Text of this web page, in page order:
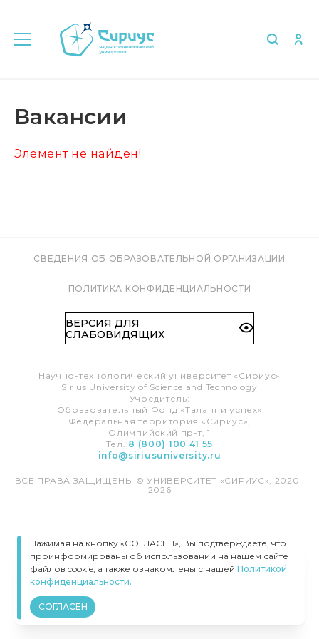
Вакансии
Элемент не найден!
СВЕДЕНИЯ ОБ ОБРАЗОВАТЕЛЬНОЙ ОРГАНИЗАЦИИ
ПОЛИТИКА КОНФИДЕНЦИАЛЬНОСТИ
ВЕРСИЯ ДЛЯ
СЛАБОВИДЯЩИХ
Научно-технологический университет «Сириус»
Sirius University of Science and Technology
Учредитель:
Образовательный Фонд «Талант и успех»
Федеральная территория «Сириус»,
Олимпийский пр-т, 1
Тел.:8 (800) 100 41 55
info@siriusuniversity.ru
ВСЕ ПРАВА ЗАЩИЩЕНЫ © УНИВЕРСИТЕТ «СИРИУС», 2020–
2026
Нажимая на кнопку «СОГЛАСЕН», Вы подтверждаете, что
проинформированы об использовании на нашем сайте
файлов cookie, а также ознакомлены с нашей Политикой
конфиденциальности.
СОГЛАСЕН